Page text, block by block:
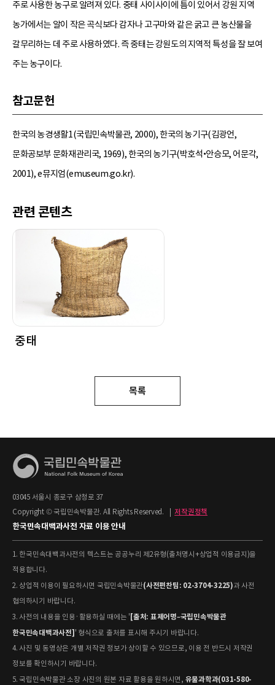
주로 사용한 농구로 알려져 있다. 중태 사이사이에 틈이 있어서 강원 지역
농가에서는 알이 작은 곡식보다 감자나 고구마와 같은 굵고 큰 농산물을
갈무리하는 데 주로 사용하였다. 즉 중태는 강원도의 지역적 특성을 잘 보여
주는 농구이다.
참고문헌
한국의 농경생활1(국립민속박물관, 2000), 한국의 농기구(김광언,
문화공보부 문화재관리국, 1969), 한국의 농기구(박호석•안승모, 어문각,
2001), e뮤지엄(emuseum.go.kr).
관련 콘텐츠
중태
목록
03045 서울시 종로구 삼청로 37
Copyright © 국립민속박물관. All Rights Reserved.
저작권정책
한국민속대백과사전 자료 이용 안내
1. 한국민속대백과사전의 텍스트는 공공누리 제2유형(출처명시+상업적 이용금지)을
적용합니다.
2. 상업적 이용이 필요하시면 국립민속박물관(사전편찬팀: 02-3704-3225)과 사전
협의하시기 바랍니다.
3. 사전의 내용을 인용·활용하실 때에는 ' [출처: 표제어명–국립민속박물관
한국민속대백과사전] ' 형식으로 출처를 표시해 주시기 바랍니다.
4. 사진 및 동영상은 개별 저작권 정보가 상이할 수 있으므로, 이용 전 반드시 저작권
정보를 확인하시기 바랍니다.
5. 국립민속박물관 소장 사진의 원본 자료 활용을 원하시면, 유물과학과(031-580-